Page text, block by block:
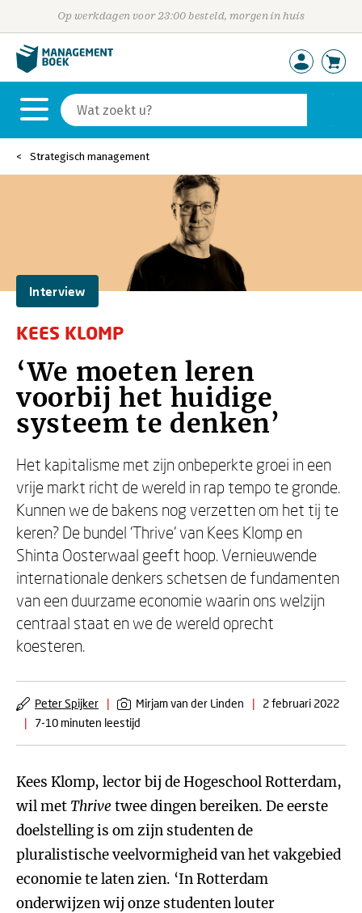
Op werkdagen voor 23:00 besteld, morgen in huis
Strategisch management
Interview
KEES KLOMP
‘We moeten leren
voorbij het huidige
systeem te denken’
Het kapitalisme met zijn onbeperkte groei in een
vrije markt richt de wereld in rap tempo te gronde.
Kunnen we de bakens nog verzetten om het tij te
keren? De bundel ‘Thrive’ van Kees Klomp en
Shinta Oosterwaal geeft hoop. Vernieuwende
internationale denkers schetsen de fundamenten
van een duurzame economie waarin ons welzijn
centraal staat en we de wereld oprecht
koesteren.
Peter Spijker | Mirjam van der Linden |
2 februari 2022
|
7-10 minuten leestijd
Kees Klomp, lector bij de Hogeschool Rotterdam,
wil met Thrive twee dingen bereiken. De eerste
doelstelling is om zijn studenten de
pluralistische veelvormigheid van het vakgebied
economie te laten zien. ‘In Rotterdam
onderwijzen wij onze studenten louter